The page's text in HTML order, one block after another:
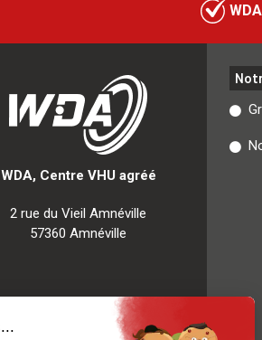
WDA
WDA, Centre VHU agréé
2 rue du Vieil Amnéville
57360 Amnéville